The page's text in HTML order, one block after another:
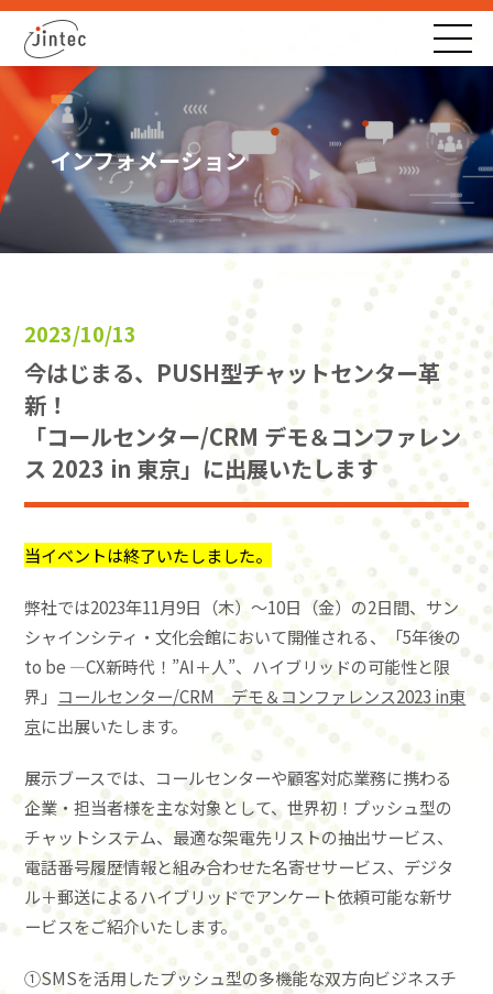
インフォメーション
2023/10/13
今はじまる、PUSH型チャットセンター革
新！
「コールセンター/CRM デモ＆コンファレン
ス 2023 in 東京」に出展いたします
当イベントは終了いたしました。
弊社では2023年11月9日（木）～10日（金）の2日間、サン
シャインシティ・文化会館において開催される、「5年後の
to be ―CX新時代！”AI＋人”、ハイブリッドの可能性と限
界」 コールセンター/CRM デモ＆コンファレンス2023 in東
京に出展いたします。
展示ブースでは、コールセンターや顧客対応業務に携わる
企業・担当者様を主な対象として、世界初！プッシュ型の
チャットシステム、最適な架電先リストの抽出サービス、
電話番号履歴情報と組み合わせた名寄せサービス、デジタ
ル＋郵送によるハイブリッドでアンケート依頼可能な新サ
ービスをご紹介いたします。
①SMSを活用したプッシュ型の多機能な双方向ビジネスチ